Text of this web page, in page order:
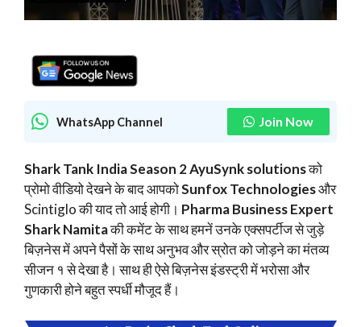
WhatsApp Channel Join Now
Shark Tank India Season 2 AyuSynk solutionsको
प्रोमो वीडियो देखने के बाद आपकोSunfox Technologiesऔर
Scintiglo की याद तो आई होगी। Pharma Business Expert
Shark Namitaकी कमेंट के साथ हमनें उनके एक्सपर्टीज से जुड़े
बिज़नेस में अपने पैसों के साथ अनुभव और स्रोत को जोड़ने का मंतव्य
सीजन १ से देखा है। साथ ही ऐसे बिज़नेस इंडस्ट्री में भरोसा और
गुणकारी होने बहुत स्पर्धी मौजूद हैं।